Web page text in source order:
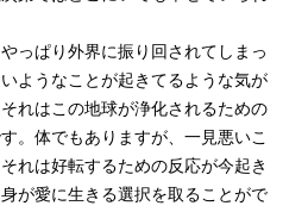
っぱり外界に振り回されてしまっ
ようなことが起きてるような気が
れはこの地球が浄化されるための
。体でもありますが、一見悪いこ
れは好転するための反応が今起き
が愛に生きる選択を取ることがで